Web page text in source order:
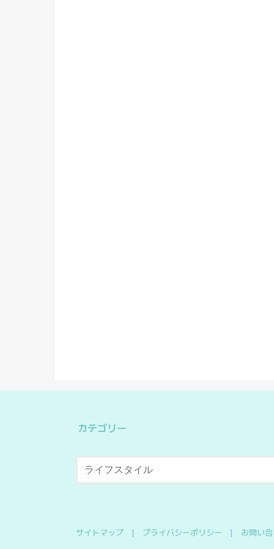
カテゴリー
サイトマップ プライバシーポリシー お問い